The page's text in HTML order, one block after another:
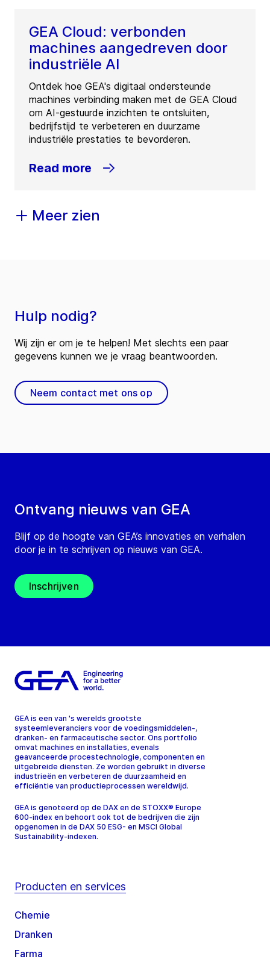
GEA Cloud: verbonden
machines aangedreven door
industriële AI
Ontdek hoe GEA's digitaal ondersteunde
machines verbinding maken met de GEA Cloud
om AI-gestuurde inzichten te ontsluiten,
bedrijfstijd te verbeteren en duurzame
industriële prestaties te bevorderen.
Read more
Meer zien
Ontvang nieuws van GEA
Blijf op de hoogte van GEA’s innovaties en verhalen
door je in te schrijven op nieuws van GEA.
Inschrijven
Hulp nodig?
Wij zijn er om je te helpen! Met slechts een paar
gegevens kunnen we je vraag beantwoorden.
Neem contact met ons op
GEA is een van 's werelds grootste
systeemleveranciers voor de voedingsmiddelen-,
dranken- en farmaceutische sector. Ons portfolio
omvat machines en installaties, evenals
geavanceerde procestechnologie, componenten en
uitgebreide diensten. Ze worden gebruikt in diverse
industrieën en verbeteren de duurzaamheid en
efficiëntie van productieprocessen wereldwijd.
GEA is genoteerd op de DAX en de STOXX® Europe
600-index en behoort ook tot de bedrijven die zijn
opgenomen in de DAX 50 ESG- en MSCI Global
Sustainability-indexen.
Producten en services
Chemie
Dranken
Farma